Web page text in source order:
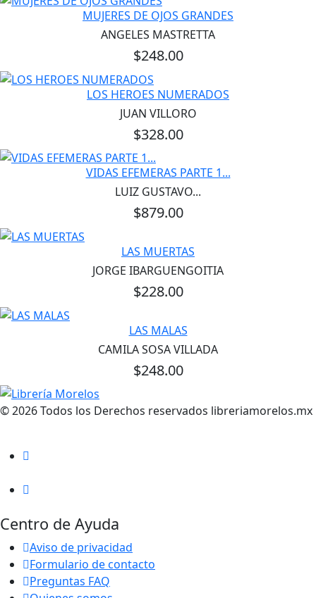
MUJERES DE OJOS GRANDES
ANGELES MASTRETTA
$248.00
LOS HEROES NUMERADOS
JUAN VILLORO
$328.00
VIDAS EFEMERAS PARTE 1...
LUIZ GUSTAVO...
$879.00
LAS MUERTAS
JORGE IBARGUENGOITIA
$228.00
LAS MALAS
CAMILA SOSA VILLADA
$248.00
© 2026 Todos los Derechos reservados libreriamorelos.mx
Centro de Ayuda
Aviso de privacidad
Formulario de contacto
Preguntas FAQ